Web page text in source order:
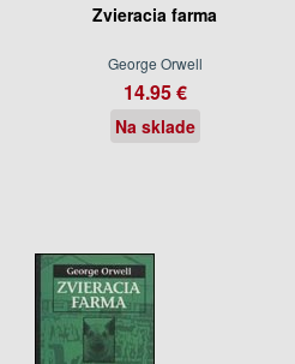
Zvieracia farma
George Orwell
14.95 €
Na sklade